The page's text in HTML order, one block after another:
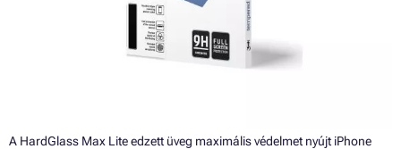
A HardGlass Max Lite edzett üveg maximális védelmet nyújt iPhone